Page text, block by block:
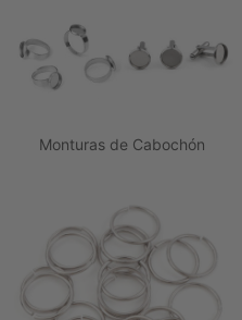
Monturas de Cabochón